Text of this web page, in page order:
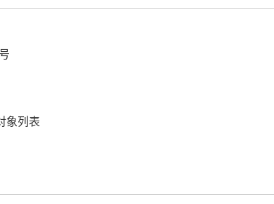
象列表